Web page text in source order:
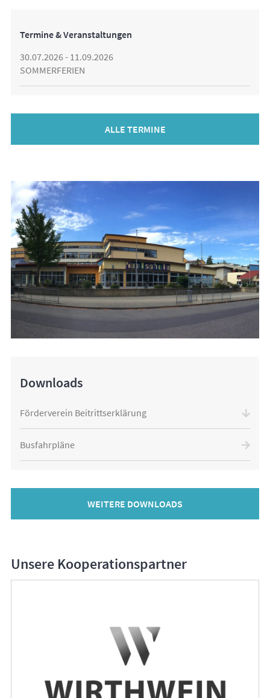
Termine & Veranstaltungen
30.07.2026 - 11.09.2026
SOMMERFERIEN
ALLE TERMINE
Downloads
Förderverein Beitrittserklärung
Busfahrpläne
WEITERE DOWNLOADS
Unsere Kooperationspartner